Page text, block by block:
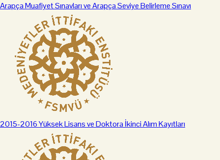
Arapça Muafiyet Sınavları ve Arapça Seviye Belirleme Sınavı
2015-2016 Yüksek Lisans ve Doktora İkinci Alım Kayıtları